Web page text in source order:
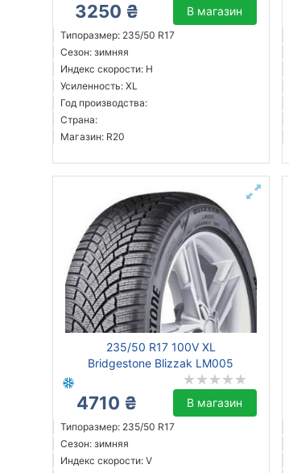
3250 ₴ В магазин
Типоразмер: 235/50 R17
Сезон: зимняя
Индекс скорости: H
Усиленность: XL
Год производства:
Страна:
Магазин: R20
235/50 R17 100V XL
Bridgestone Blizzak LM005
4710 ₴ В магазин
Типоразмер: 235/50 R17
Сезон: зимняя
Индекс скорости: V